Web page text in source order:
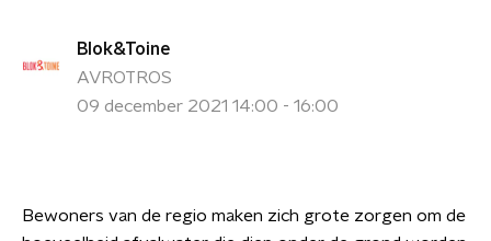
Blok&Toine
AVROTROS
09 december 2021 14:00 - 16:00
Bewoners van de regio maken zich grote zorgen om de